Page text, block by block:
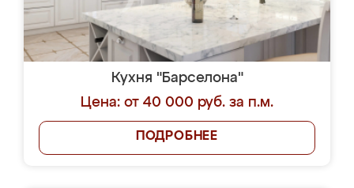
Кухня "Барселона"
Цена: от 40 000 руб. за п.м.
ПОДРОБНЕЕ